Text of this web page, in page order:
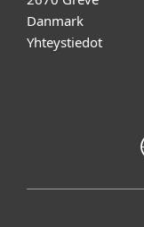
Danmark
Yhteystiedot